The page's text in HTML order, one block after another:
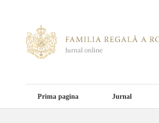
Prima pagina Jurnal